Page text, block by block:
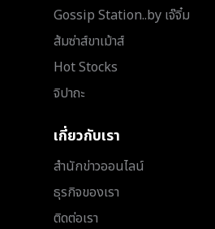
Gossip Station..by เจ๊จิ๋ม
ส้มซ่าส์ขาเม้าส์
Hot Stocks
จิปาถะ
เกี่ยวกับเรา
สำนักข่าวออนไลน์
ธุรกิจของเรา
ติดต่อเรา